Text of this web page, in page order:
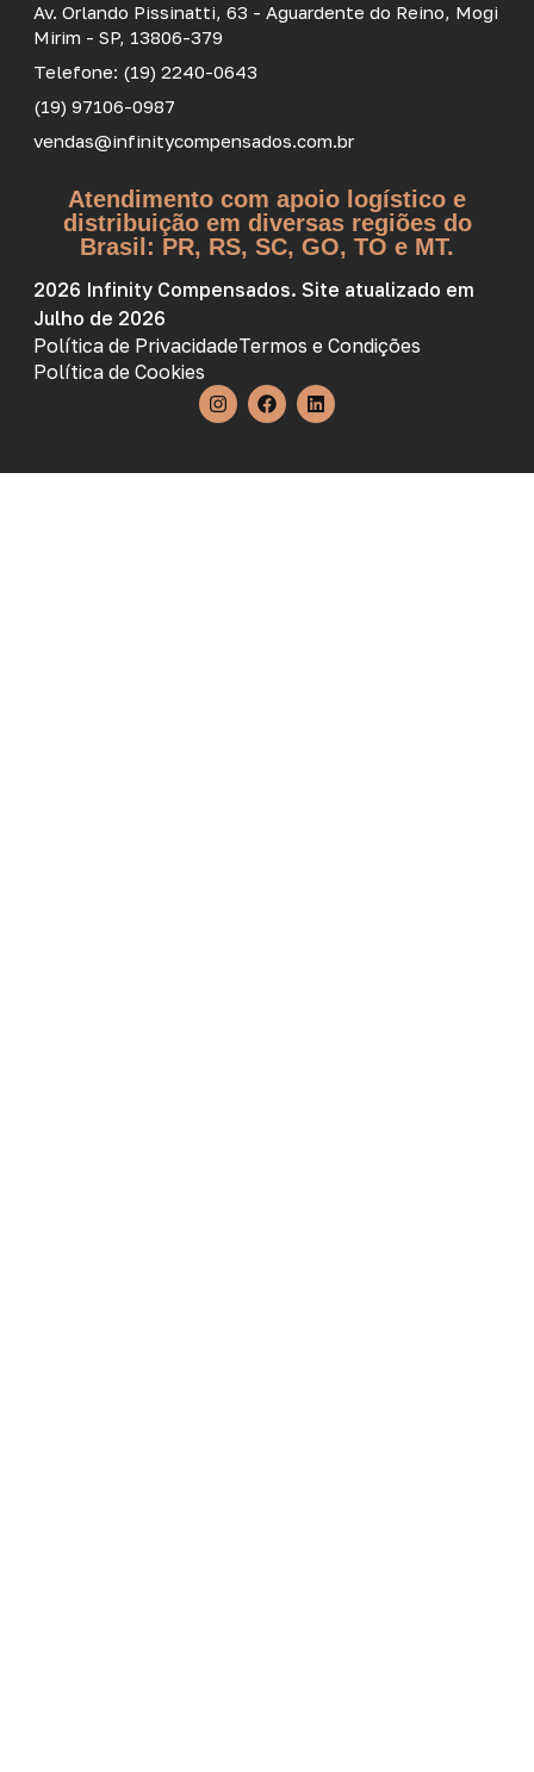
Av. Orlando Pissinatti, 63 - Aguardente do Reino, Mogi
Mirim - SP, 13806-379
Telefone: (19) 2240-0643
(19) 97106-0987
vendas@infinitycompensados.com.br
Atendimento com apoio logístico e
distribuição em diversas regiões do
Brasil: PR, RS, SC, GO, TO e MT.
2026 Infinity Compensados. Site atualizado em
Julho de 2026
Política de PrivacidadeTermos e Condições
Política de Cookies